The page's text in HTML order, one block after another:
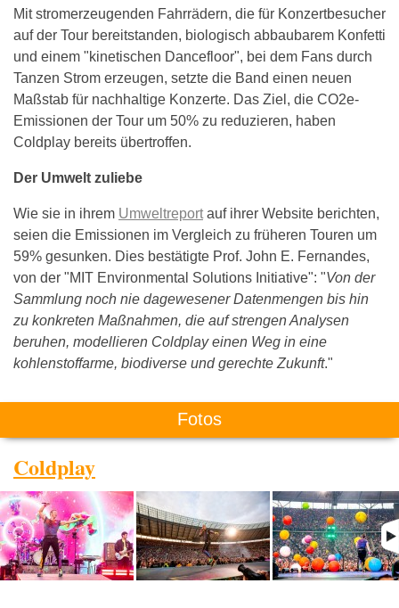
Mit stromerzeugenden Fahrrädern, die für Konzertbesucher
auf der Tour bereitstanden, biologisch abbaubarem Konfetti
und einem "kinetischen Dancefloor", bei dem Fans durch
Tanzen Strom erzeugen, setzte die Band einen neuen
Maßstab für nachhaltige Konzerte. Das Ziel, die CO2e-
Emissionen der Tour um 50% zu reduzieren, haben
Coldplay bereits übertroffen.
Der Umwelt zuliebe
Wie sie in ihrem Umweltreportauf ihrer Website berichten,
seien die Emissionen im Vergleich zu früheren Touren um
59% gesunken. Dies bestätigte Prof. John E. Fernandes,
von der "MIT Environmental Solutions Initiative": "Von der
Sammlung noch nie dagewesener Datenmengen bis hin
zu konkreten Maßnahmen, die auf strengen Analysen
beruhen, modellieren Coldplay einen Weg in eine
kohlenstoffarme, biodiverse und gerechte Zukunft."
Fotos
Coldplay